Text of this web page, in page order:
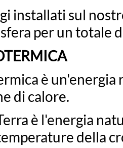
installati sul
per un totale
è
di calore.
è l'energia
della